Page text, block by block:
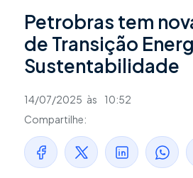
Petrobras tem
de Transição
Sustentabilidade
14/07/2025 às
10:52
Compartilhe: